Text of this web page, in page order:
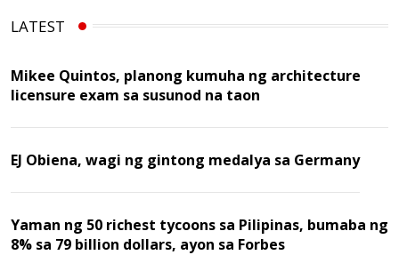
LATEST
Mikee Quintos, planong kumuha ng architecture
licensure exam sa susunod na taon
EJ Obiena, wagi ng gintong medalya sa Germany
Yaman ng 50 richest tycoons sa Pilipinas, bumaba ng
8% sa 79 billion dollars, ayon sa Forbes